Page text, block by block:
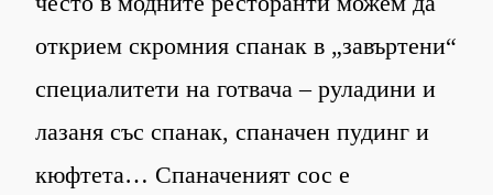
открием скромния спанак в „завъртени“
специалитети на готвача – руладини и
лазаня със спанак, спаначен пудинг и
кюфтета… Спаначеният сос е